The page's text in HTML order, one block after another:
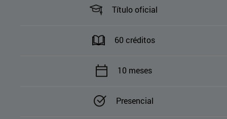
Título oficial
60 créditos
10 meses
Presencial